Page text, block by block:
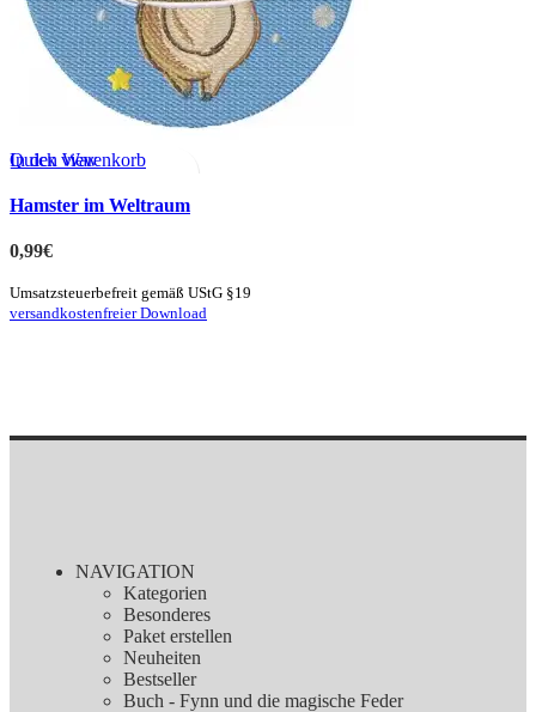
Quick view
In den Warenkorb
Hamster im Weltraum
0,99€
Umsatzsteuerbefreit gemäß UStG §19
versandkostenfreier Download
NAVIGATION
Kategorien
Besonderes
Paket erstellen
Neuheiten
Bestseller
Buch - Fynn und die magische Feder